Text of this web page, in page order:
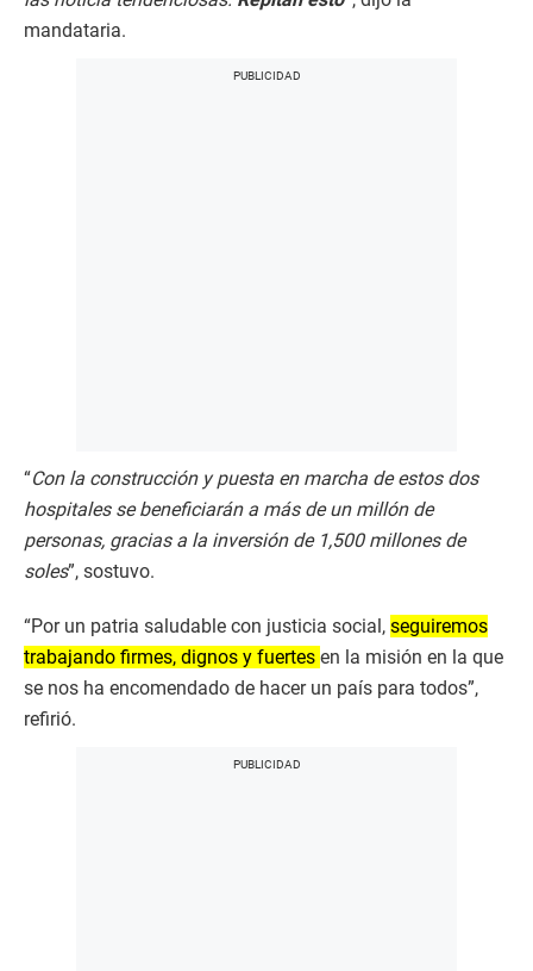
mandataria.
“Con la construcción y puesta en marcha de estos dos
hospitales se beneficiarán a más de un millón de
personas, gracias a la inversión de 1,500 millones de
soles”, sostuvo.
“Por un patria saludable con justicia social, seguiremos
trabajando firmes, dignos y fuertes en la misión en la que
se nos ha encomendado de hacer un país para todos”,
refirió.